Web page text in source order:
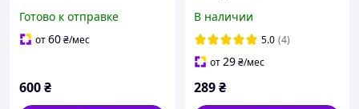
30 40 мл (9005800379661)
Готово к отправке
от60₴/мес
600₴
Nivea 50ml (50ml) (736259-
1985840638-2)
В наличии
5.0 (4)
от29₴/мес
289₴